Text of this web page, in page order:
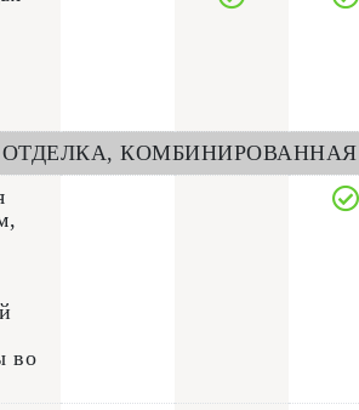
КОМБИНИРОВАННАЯ
во